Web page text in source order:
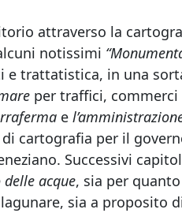
attraverso la
notissimi
e trattatistica, in una
per traffici,
e
cartografia per il
Successivi
delle acque, sia per
sia a proposito